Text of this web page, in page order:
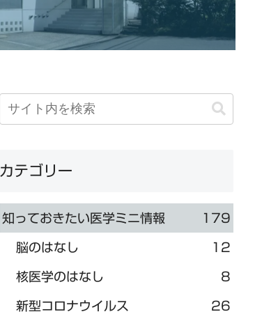
カテゴリー
知っておきたい医学ミニ情報 179
新型コロナウイルス 26
核医学のはなし 8
脳のはなし 12